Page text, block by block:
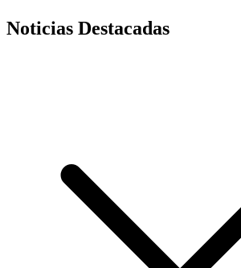
Noticias Destacadas